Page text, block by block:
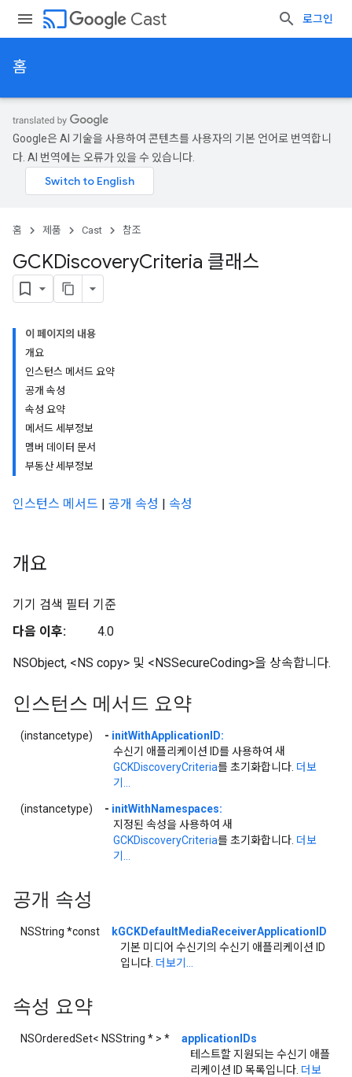
cast Cast 로그인
홈
Google은 AI 기술을 사용하여 콘텐츠를 사용자의 기본 언어로 번역합니
다. AI 번역에는 오류가 있을 수 있습니다.
홈 제품 Cast 참조
GCKDiscoveryCriteria 클래스
이 페이지의 내용
개요
인스턴스 메서드 요약
공개 속성
속성 요약
메서드 세부정보
멤버 데이터 문서
부동산 세부정보
인스턴스 메서드 | 공개 속성 | 속성
개요
기기 검색 필터 기준
다음 이후:
4.0
NSObject, <NS copy> 및 <NSSecureCoding>을 상속합니다.
인스턴스 메서드 요약
(instancetype) - initWithApplicationID:
수신기 애플리케이션 ID를 사용하여 새
GCKDiscoveryCriteria를 초기화합니다. 더보
기...
(instancetype) - initWithNamespaces:
지정된 속성을 사용하여 새
GCKDiscoveryCriteria를 초기화합니다. 더보
기...
공개 속성
NSString *const
kGCKDefaultMediaReceiverApplicationID
기본 미디어 수신기의 수신기 애플리케이션 ID
입니다. 더보기...
속성 요약
NSOrderedSet< NSString * > *
applicationIDs
테스트할 지원되는 수신기 애플
리케이션 ID 목록입니다. 더보